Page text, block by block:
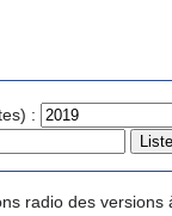
:
radio des